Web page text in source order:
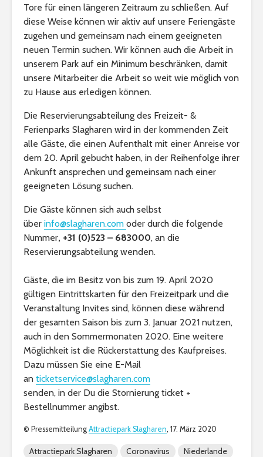
Tore für einen längeren Zeitraum zu schließen. Auf
diese Weise können wir aktiv auf unsere Feriengäste
zugehen und gemeinsam nach einem geeigneten
neuen Termin suchen. Wir können auch die Arbeit in
unserem Park auf ein Minimum beschränken, damit
unsere Mitarbeiter die Arbeit so weit wie möglich von
zu Hause aus erledigen können.
Die Reservierungsabteilung des Freizeit- &
Ferienparks Slagharen wird in der kommenden Zeit
alle Gäste, die einen Aufenthalt mit einer Anreise vor
dem 20. April gebucht haben, in der Reihenfolge ihrer
Ankunft ansprechen und gemeinsam nach einer
geeigneten Lösung suchen.
Die Gäste können sich auch selbst
über info@slagharen.com oder durch die folgende
Nummer, +31 (0)523 – 683000, an die
Reservierungsabteilung wenden.
Gäste, die im Besitz von bis zum 19. April 2020
gültigen Eintrittskarten für den Freizeitpark und die
Veranstaltung Invites sind, können diese während
der gesamten Saison bis zum 3. Januar 2021 nutzen,
auch in den Sommermonaten 2020. Eine weitere
Möglichkeit ist die Rückerstattung des Kaufpreises.
Dazu müssen Sie eine E-Mail
an ticketservice@slagharen.com
senden, in der Du die Stornierung ticket +
Bestellnummer angibst.
© Pressemitteilung Attractiepark Slagharen, 17. März 2020
Attractiepark Slagharen Coronavirus
Niederlande